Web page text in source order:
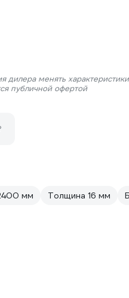
дилера менять
публичной офертой
мм Толщина 16 мм